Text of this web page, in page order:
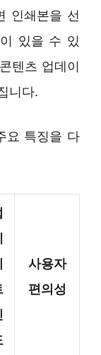
인쇄본을 선
있을 수 있
텐츠 업데이
니다.
요 특징을 다
사용자
편의성